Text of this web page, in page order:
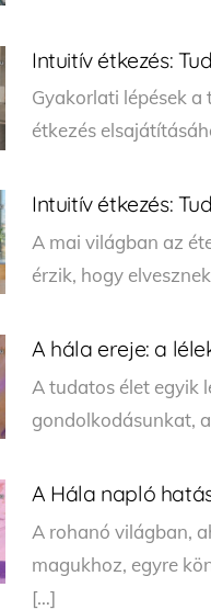
Intuitív étkezés:
Gyakorlati lépések
étkezés
Intuitív étkezés:
A mai világban az
érzik, hogy
A hála ereje: a
A tudatos élet egyik
gondolkodásunkat,
A Hála napló
A rohanó világban,
magukhoz, egyre
[…]